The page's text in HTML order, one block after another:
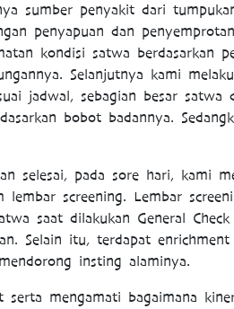
sumber penyakit dari
penyapuan dan
kondisi satwa berdasarkan
Selanjutnya kami
jadwal, sebagian besar satwa
bobot badannya.
selesai, pada sore hari, kami
lembar screening. Lembar
saat dilakukan General
Selain itu, terdapat
insting alaminya.
mengamati bagaimana